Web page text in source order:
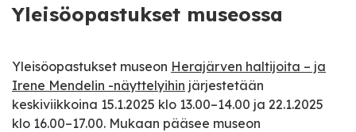
Yleisöopastukset museossa
Yleisöopastukset museon Herajärven haltijoita – ja
Irene Mendelin -näyttelyihin järjestetään
keskiviikkoina 15.1.2025 klo 13.00–14.00 ja 22.1.2025
klo 16.00–17.00. Mukaan pääsee museon